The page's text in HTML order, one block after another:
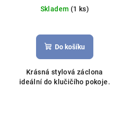
záclona, fotbalový vzor,
můžeme ušít na míru
Skladem (1 ks)
hodnocení
produktu
z
5
Do košíku
Krásná stylová záclona
ideální do klučičího pokoje.